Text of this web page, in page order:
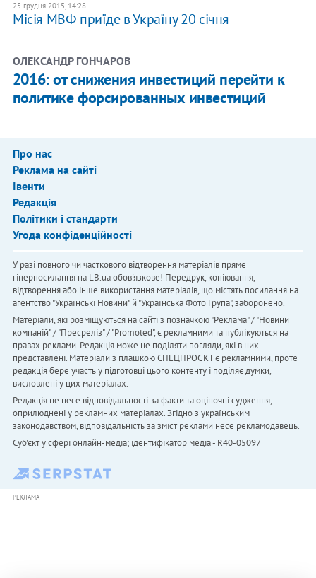
25 грудня 2015, 14:28
Місія МВФ приїде в Україну 20 січня
ОЛЕКСАНДР ГОНЧАРОВ
2016: от снижения инвестиций перейти к
политике форсированных инвестиций
Про нас
Реклама на сайті
Івенти
Редакція
Політики і стандарти
Угода конфіденційності
У разі повного чи часткового відтворення матеріалів пряме
гіперпосилання на LB.ua обов'язкове! Передрук, копіювання,
відтворення або інше використання матеріалів, що містять посилання на
агентство "Українськi Новини" й "Українська Фото Група", заборонено.
Матеріали, які розміщуються на сайті з позначкою "Реклама" / "Новини
компаній" / "Пресреліз" / "Promoted", є рекламними та публікуються на
правах реклами. Редакція може не поділяти погляди, які в них
представлені. Матеріали з плашкою СПЕЦПРОЄКТ є рекламними, проте
редакція бере участь у підготовці цього контенту і поділяє думки,
висловлені у цих матеріалах.
Редакція не несе відповідальності за факти та оціночні судження,
оприлюднені у рекламних матеріалах. Згідно з українським
законодавством, відповідальність за зміст реклами несе рекламодавець.
Cуб'єкт у сфері онлайн-медіа; ідентифікатор медіа - R40-05097
РЕКЛАМА